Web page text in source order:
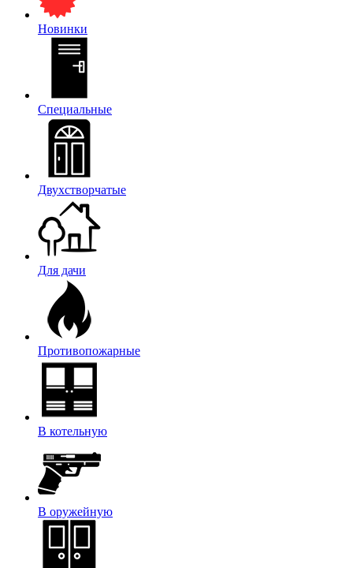
Новинки
Специальные
Двухстворчатые
Для дачи
Противопожарные
В котельную
В оружейную